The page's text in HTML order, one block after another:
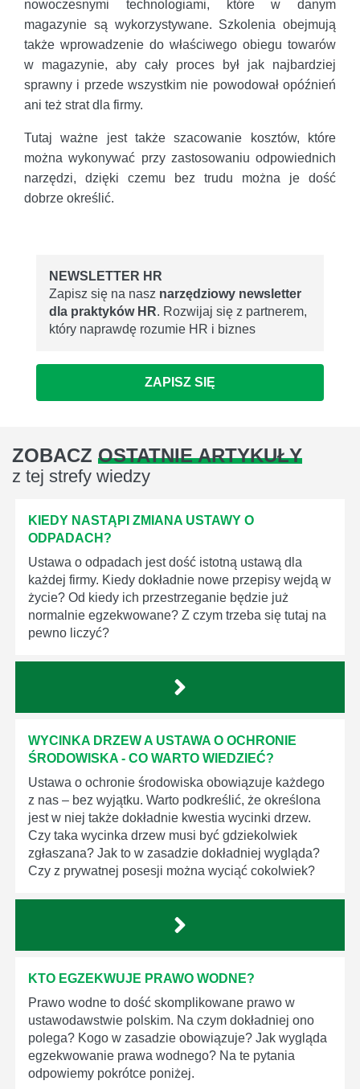
nowoczesnymi technologiami, które w danym
magazynie są wykorzystywane. Szkolenia obejmują
także wprowadzenie do właściwego obiegu towarów
w magazynie, aby cały proces był jak najbardziej
sprawny i przede wszystkim nie powodował opóźnień
ani też strat dla firmy.
Tutaj ważne jest także szacowanie kosztów, które
można wykonywać przy zastosowaniu odpowiednich
narzędzi, dzięki czemu bez trudu można je dość
dobrze określić.
NEWSLETTER HR
Zapisz się na nasz narzędziowy newsletter
dla praktyków HR. Rozwijaj się z partnerem,
który naprawdę rozumie HR i biznes
ZAPISZ SIĘ
ZOBACZ OSTATNIE ARTYKUŁY
z tej strefy wiedzy
KIEDY NASTĄPI ZMIANA USTAWY O
ODPADACH?
Ustawa o odpadach jest dość istotną ustawą dla
każdej firmy. Kiedy dokładnie nowe przepisy wejdą w
życie? Od kiedy ich przestrzeganie będzie już
normalnie egzekwowane? Z czym trzeba się tutaj na
pewno liczyć?
WYCINKA DRZEW A USTAWA O OCHRONIE
ŚRODOWISKA - CO WARTO WIEDZIEĆ?
Ustawa o ochronie środowiska obowiązuje każdego
z nas – bez wyjątku. Warto podkreślić, że określona
jest w niej także dokładnie kwestia wycinki drzew.
Czy taka wycinka drzew musi być gdziekolwiek
zgłaszana? Jak to w zasadzie dokładniej wygląda?
Czy z prywatnej posesji można wyciąć cokolwiek?
KTO EGZEKWUJE PRAWO WODNE?
Prawo wodne to dość skomplikowane prawo w
ustawodawstwie polskim. Na czym dokładniej ono
polega? Kogo w zasadzie obowiązuje? Jak wygląda
egzekwowanie prawa wodnego? Na te pytania
odpowiemy pokrótce poniżej.